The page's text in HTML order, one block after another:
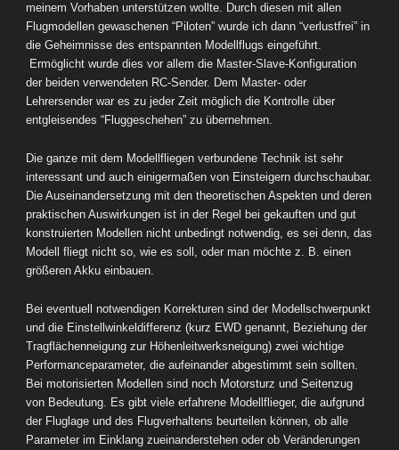
meinem Vorhaben unterstützen wollte. Durch diesen mit allen
Flugmodellen gewaschenen “Piloten” wurde ich dann “verlustfrei” in
die Geheimnisse des entspannten Modellflugs eingeführt.
Ermöglicht wurde dies vor allem die Master-Slave-Konfiguration
der beiden verwendeten RC-Sender. Dem Master- oder
Lehrersender war es zu jeder Zeit möglich die Kontrolle über
entgleisendes “Fluggeschehen” zu übernehmen.
Die ganze mit dem Modellfliegen verbundene Technik ist sehr
interessant und auch einigermaßen von Einsteigern durchschaubar.
Die Auseinandersetzung mit den theoretischen Aspekten und deren
praktischen Auswirkungen ist in der Regel bei gekauften und gut
konstruierten Modellen nicht unbedingt notwendig, es sei denn, das
Modell fliegt nicht so, wie es soll, oder man möchte z. B. einen
größeren Akku einbauen.
Bei eventuell notwendigen Korrekturen sind der Modellschwerpunkt
und die Einstellwinkeldifferenz (kurz EWD genannt, Beziehung der
Tragflächenneigung zur Höhenleitwerksneigung) zwei wichtige
Performanceparameter, die aufeinander abgestimmt sein sollten.
Bei motorisierten Modellen sind noch Motorsturz und Seitenzug
von Bedeutung. Es gibt viele erfahrene Modellflieger, die aufgrund
der Fluglage und des Flugverhaltens beurteilen können, ob alle
Parameter im Einklang zueinanderstehen oder ob Veränderungen